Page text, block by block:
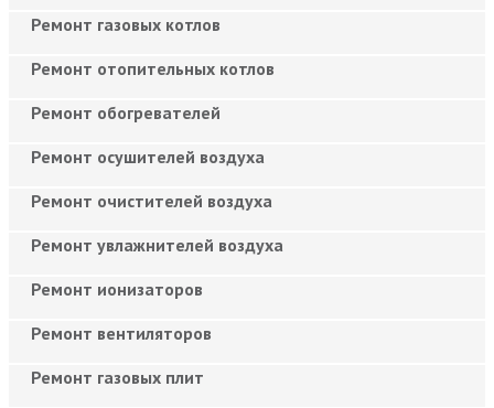
Ремонт газовых котлов
Ремонт отопительных котлов
Ремонт обогревателей
Ремонт осушителей воздуха
Ремонт очистителей воздуха
Ремонт увлажнителей воздуха
Ремонт ионизаторов
Ремонт вентиляторов
Ремонт газовых плит